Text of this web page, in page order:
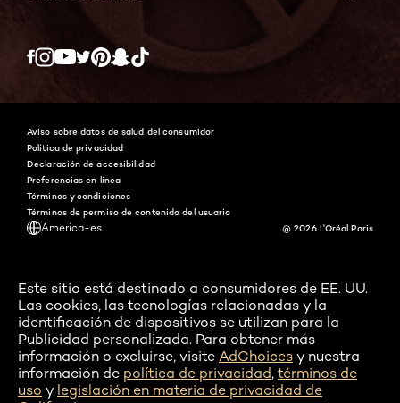
Facebook
YouTube
Twitter
America-es
Aviso sobre datos de salud del consumidor
Política de privacidad
Declaración de accesibilidad
Preferencias en línea
Términos y condiciones
Términos de permiso de contenido del usuario
@ 2026 L'Oréal Paris
Este sitio está destinado a consumidores de EE. UU.
Las cookies, las tecnologías relacionadas y la
identificación de dispositivos se utilizan para la
Publicidad personalizada. Para obtener más
información o excluirse, visite AdChoices y nuestra
información de política de privacidad, términos de
uso y legislación en materia de privacidad de